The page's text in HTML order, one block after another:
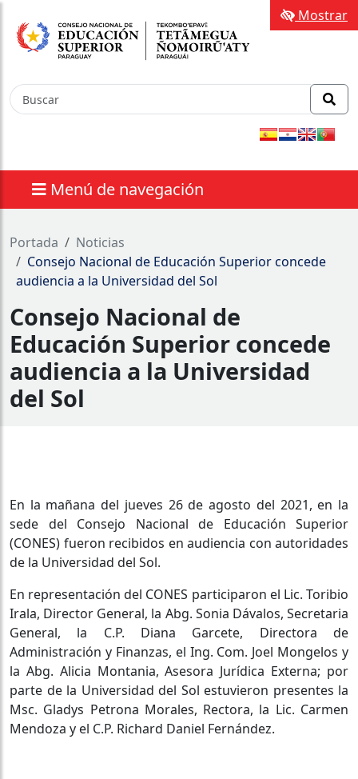
Menú de navegación
Mostrar
Portada
Noticias
Consejo Nacional de Educación Superior concede
audiencia a la Universidad del Sol
Consejo Nacional de
Educación Superior concede
audiencia a la Universidad
del Sol
En la mañana del jueves 26 de agosto del 2021, en la
sede del Consejo Nacional de Educación Superior
(CONES) fueron recibidos en audiencia con autoridades
de la Universidad del Sol.
En representación del CONES participaron el Lic. Toribio
Irala, Director General, la Abg. Sonia Dávalos, Secretaria
General, la C.P. Diana Garcete, Directora de
Administración y Finanzas, el Ing. Com. Joel Mongelos y
la Abg. Alicia Montania, Asesora Jurídica Externa; por
parte de la Universidad del Sol estuvieron presentes la
Msc. Gladys Petrona Morales, Rectora, la Lic. Carmen
Mendoza y el C.P. Richard Daniel Fernández.